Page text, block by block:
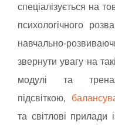
спеціалізується на
психологічного
навчально-
звернути увагу на
модулі та
підсвіткою,
та світлові прилади